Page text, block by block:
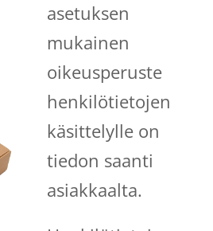
asetuksen
mukainen
oikeusperuste
henkilötietojen
käsittelylle on
tiedon saanti
asiakkaalta.